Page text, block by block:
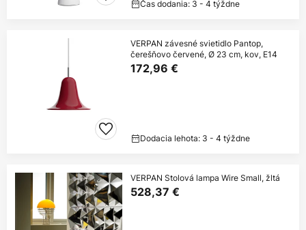
Čas dodania: 3 - 4 týždne
VERPAN závesné svietidlo Pantop,
čerešňovo červené, Ø 23 cm, kov, E14
172,96 €
Dodacia lehota: 3 - 4 týždne
VERPAN Stolová lampa Wire Small, žltá
528,37 €